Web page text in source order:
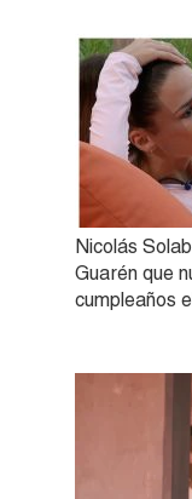
Nicolás
Guarén que
cumpleaños